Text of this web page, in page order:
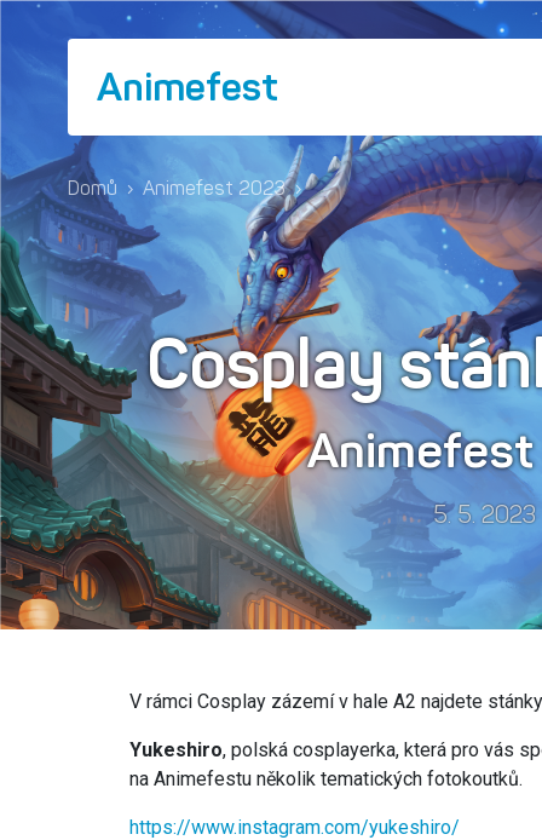
Animefest
Domů › Animefest 2023 ›
Cosplay
5. 5. 2023
V rámci Cosplay zázemí v hale A2 najdete
Yukeshiro, polská cosplayerka, která pro vás
na Animefestu několik tematických fotokoutků.
https://www.instagram.com/yukeshiro/